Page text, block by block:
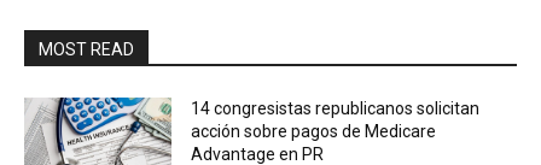
MOST READ
14 congresistas republicanos solicitan
acción sobre pagos de Medicare
Advantage en PR